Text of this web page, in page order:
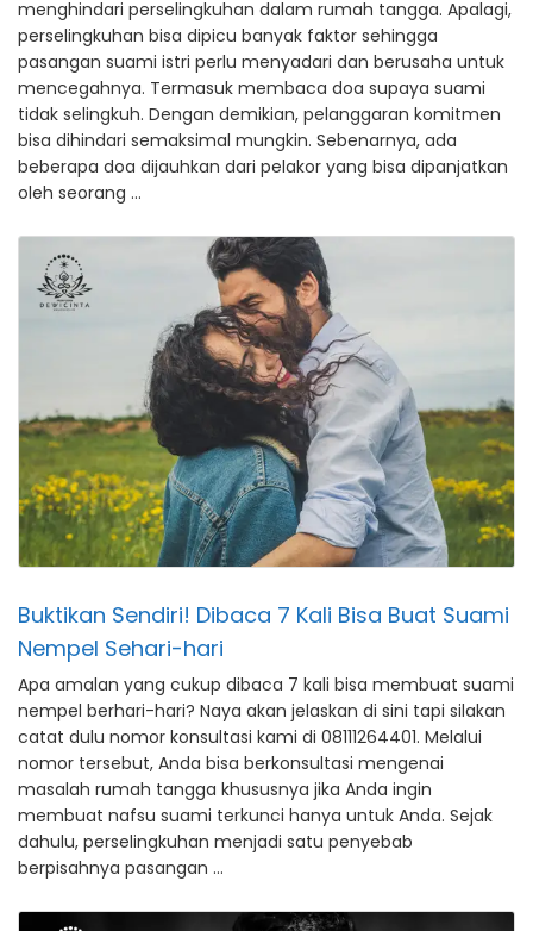
menghindari perselingkuhan dalam rumah tangga. Apalagi,
perselingkuhan bisa dipicu banyak faktor sehingga
pasangan suami istri perlu menyadari dan berusaha untuk
mencegahnya. Termasuk membaca doa supaya suami
tidak selingkuh. Dengan demikian, pelanggaran komitmen
bisa dihindari semaksimal mungkin. Sebenarnya, ada
beberapa doa dijauhkan dari pelakor yang bisa dipanjatkan
oleh seorang …
Buktikan Sendiri! Dibaca 7 Kali Bisa Buat Suami
Nempel Sehari-hari
Apa amalan yang cukup dibaca 7 kali bisa membuat suami
nempel berhari-hari? Naya akan jelaskan di sini tapi silakan
catat dulu nomor konsultasi kami di 08111264401. Melalui
nomor tersebut, Anda bisa berkonsultasi mengenai
masalah rumah tangga khususnya jika Anda ingin
membuat nafsu suami terkunci hanya untuk Anda. Sejak
dahulu, perselingkuhan menjadi satu penyebab
berpisahnya pasangan …